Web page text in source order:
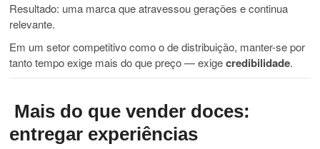
Resultado: uma marca que atravessou gerações e continua
relevante.
Em um setor competitivo como o de distribuição, manter-se por
tanto tempo exige mais do que preço — exigecredibilidade.
Mais do que vender doces:
entregar experiências